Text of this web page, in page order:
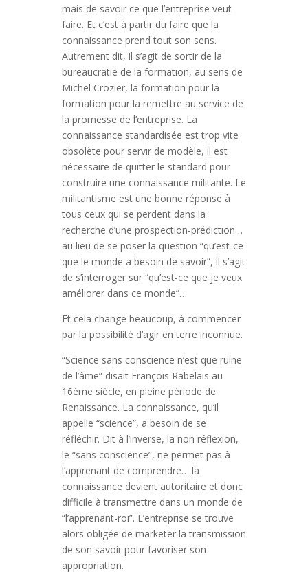
mais de savoir ce que l’entreprise veut
faire. Et c’est à partir du faire que la
connaissance prend tout son sens.
Autrement dit, il s’agit de sortir de la
bureaucratie de la formation, au sens de
Michel Crozier, la formation pour la
formation pour la remettre au service de
la promesse de l’entreprise. La
connaissance standardisée est trop vite
obsolète pour servir de modèle, il est
nécessaire de quitter le standard pour
construire une connaissance militante. Le
militantisme est une bonne réponse à
tous ceux qui se perdent dans la
recherche d’une prospection-prédiction…
au lieu de se poser la question “qu’est-ce
que le monde a besoin de savoir”, il s’agit
de s’interroger sur “qu’est-ce que je veux
améliorer dans ce monde”…
Et cela change beaucoup, à commencer
par la possibilité d’agir en terre inconnue.
“Science sans conscience n’est que ruine
de l’âme” disait François Rabelais au
16ème siècle, en pleine période de
Renaissance. La connaissance, qu’il
appelle “science”, a besoin de se
réfléchir. Dit à l’inverse, la non réflexion,
le “sans conscience”, ne permet pas à
l’apprenant de comprendre… la
connaissance devient autoritaire et donc
difficile à transmettre dans un monde de
“l’apprenant-roi”. L’entreprise se trouve
alors obligée de marketer la transmission
de son savoir pour favoriser son
appropriation.